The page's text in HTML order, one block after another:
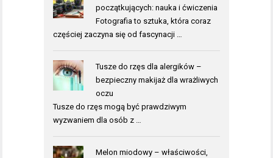
początkujących: nauka i ćwiczenia
Fotografia to sztuka, która coraz
częściej zaczyna się od fascynacji …
Tusze do rzęs dla alergików –
bezpieczny makijaż dla wrażliwych
oczu
Tusze do rzęs mogą być prawdziwym
wyzwaniem dla osób z …
Melon miodowy – właściwości,